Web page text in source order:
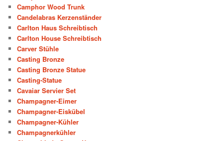
Camphor Wood Trunk
Candelabras Kerzenständer
Carlton Haus Schreibtisch
Carlton House Schreibtisch
Carver Stühle
Casting Bronze
Casting Bronze Statue
Casting-Statue
Cavaiar Servier Set
Champagner-Eimer
Champagner-Eiskübel
Champagner-Kühler
Champagnerkühler